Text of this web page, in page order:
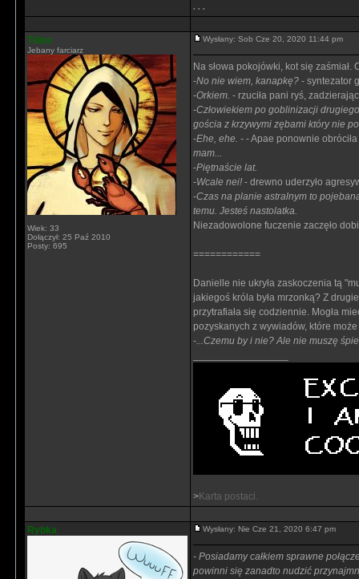
. . .
Tidus
Jebany farciarz
Wiek: 33
Dołączył: 25 Paź 2010
Posty: 695
Wysłany: Sob Cze 20, 2020 11:44 pm
Na słowa pokojówki, kot się
-No nie wiem, kanapkę? - syntezator
-Orkiem. - rzuciła pani ryś,
-Człowiekiem po goblinizacji
gościa z krzywymi zębami który nie
-Ehe, ehe. - - Apae ponownie
mam...
-Piętnaście lat.
-Wcale nei! - drewno uderzyło
-Czas na planie astralnym to
temu. Jesteś nastolatka.
Niezadowolone fuczenie zaczęło
============
Danielle nie ukryła zaskoczenia tą
jakiegoś króla była mrzonką? Z
przytrafiała się codziennie. Mogła
pozyskanych z wywiadów, które
-...Czemu by i nie? Ale nie muszę
>Karta postaci.
Rybka Wysłany: Nie Cze 21, 2020 6:47 pm
- Posiadamy całkiem sprawne
powinni się zanadto nudzić